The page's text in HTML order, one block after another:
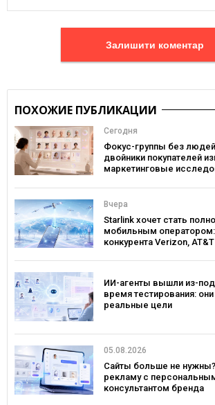
Залишити коментар
ПОХОЖИЕ ПУБЛИКАЦИИ
Сегодня
Фокус-группы без
двойники покупателей
маркетинговые
Вчера
Starlink хочет стать
мобильным оператором:
конкурента Verizon,
ИИ-агенты вышли из-
время тестирования:
реальные цели
05.08.2026
Сайты больше не нужны?
рекламу с
консультантом бренда